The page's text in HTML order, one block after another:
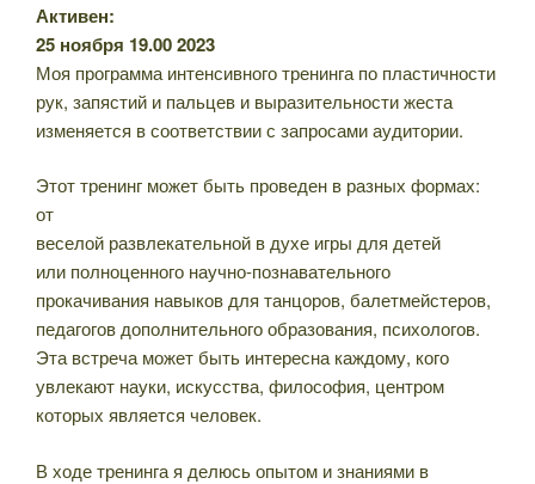
Активен:
25 ноября 19.00 2023
Моя программа интенсивного тренинга по пластичности
рук, запястий и пальцев и выразительности жеста
изменяется в соответствии с запросами аудитории.
Этот тренинг может быть проведен в разных формах:
от
веселой развлекательной в духе игры для детей
или полноценного научно-познавательного
прокачивания навыков для танцоров, балетмейстеров,
педагогов дополнительного образования, психологов.
Эта встреча может быть интересна каждому, кого
увлекают науки, искусства, философия, центром
которых является человек.
В ходе тренинга я делюсь опытом и знаниями в